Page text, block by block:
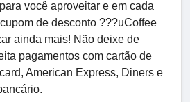
você aproveitar e em cada
de desconto ???uCoffee
ainda mais! Não deixe de
pagamentos com cartão de
American Express, Diners e